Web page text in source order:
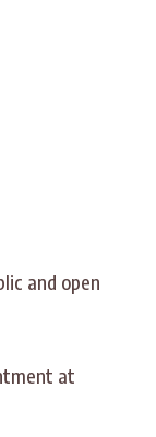
and open
at